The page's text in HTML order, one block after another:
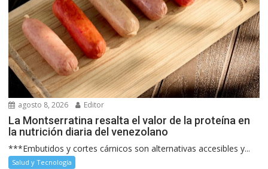
agosto 8, 2026 Editor
La Montserratina resalta el valor de la proteína en
la nutrición diaria del venezolano
***Embutidos y cortes cárnicos son alternativas accesibles y...
Salud y Tecnología